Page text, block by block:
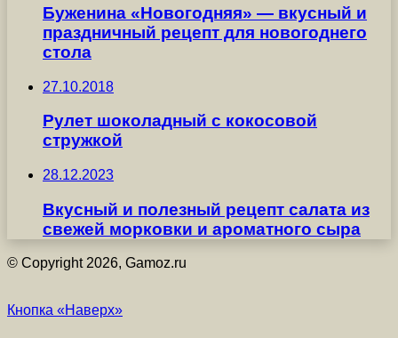
Буженина «Новогодняя» — вкусный и
праздничный рецепт для новогоднего
стола
27.10.2018
Рулет шоколадный с кокосовой
стружкой
28.12.2023
Вкусный и полезный рецепт салата из
свежей морковки и ароматного сыра
© Copyright 2026, Gamoz.ru
Кнопка «Наверх»